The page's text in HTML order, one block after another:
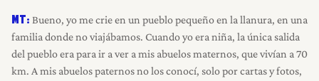
MT: Bueno, yo me crie en un pueblo pequeño en la llanura, en una
familia donde no viajábamos. Cuando yo era niña, la única salida
del pueblo era para ir a ver a mis abuelos maternos, que vivían a 70
km. A mis abuelos paternos no los conocí, solo por cartas y fotos,